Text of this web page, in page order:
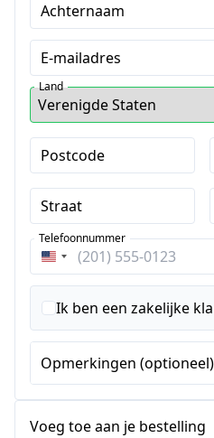
Achternaam
E-mailadres
Land
Postcode
Straat
Verenigde
Staten
+1
Telefoonnummer
Ik ben een zakelijke
Opmerkingen (optioneel)
Voeg toe aan je bestelling